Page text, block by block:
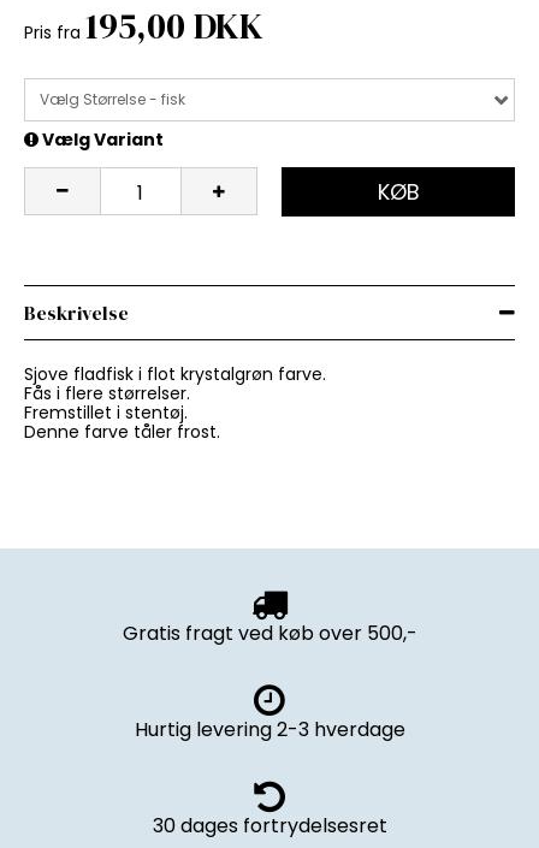
Pris fra 195,00 DKK
Vælg Størrelse - fisk
Vælg Variant
KØB
Beskrivelse
Sjove fladfisk i flot krystalgrøn farve.
Fås i flere størrelser.
Fremstillet i stentøj.
Denne farve tåler frost.
Gratis fragt ved køb over 500,-
Hurtig levering 2-3 hverdage
30 dages fortrydelsesret